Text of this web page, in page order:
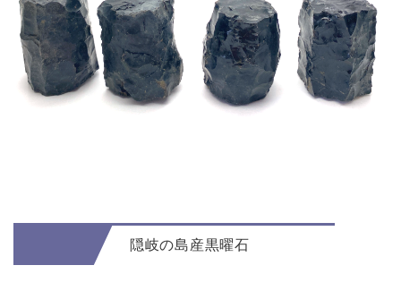
隠岐の島産黒曜石